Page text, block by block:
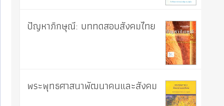
ปัญหาภิกษุณี: บททดสอบสังคมไทย
พระพุทธศาสนาพัฒนาคนและสังคม